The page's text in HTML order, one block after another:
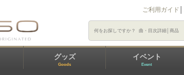
ご利用ガイド
グッズ
Goods
イベント
Event